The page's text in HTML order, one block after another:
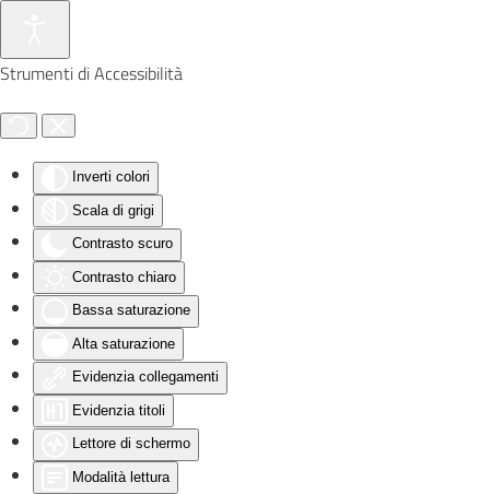
Strumenti di Accessibilità
Inverti colori
Scala di grigi
Contrasto scuro
Contrasto chiaro
Bassa saturazione
Alta saturazione
Evidenzia collegamenti
Evidenzia titoli
Lettore di schermo
Modalità lettura
Skip to main content